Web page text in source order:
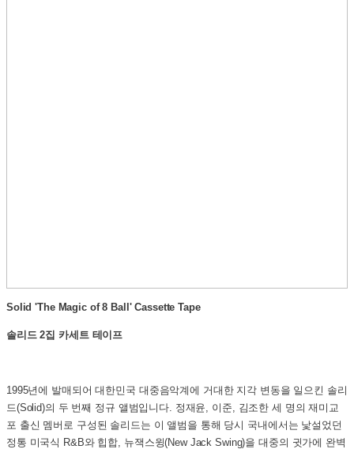
Solid 'The Magic of 8 Ball' Cassette Tape
솔리드 2집 카세트 테이프
1995년에 발매되어 대한민국 대중음악계에 거대한 지각 변동을 일으킨 솔리
드(Solid)의 두 번째 정규 앨범입니다. 정재윤, 이준, 김조한 세 명의 재미교
포 출신 멤버로 구성된 솔리드는 이 앨범을 통해 당시 국내에서는 낯설었던
정통 미국식 R&B와 힙합, 뉴잭스윙(New Jack Swing)을 대중의 귓가에 완벽